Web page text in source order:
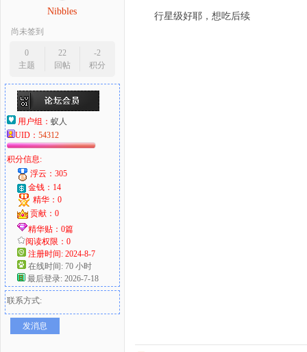
Nibbles
尚未签到
0
主题
22
回帖
-2
积分
用户组： 蚁人
UID： 54312
积分信息:
浮云：305
金钱：14
精华：0
贡献：0
精华贴：0篇
阅读权限：0
注册时间: 2024-8-7
在线时间: 70 小时
最后登录: 2026-7-18
联系方式:
发消息
行星级好耶，想吃后续